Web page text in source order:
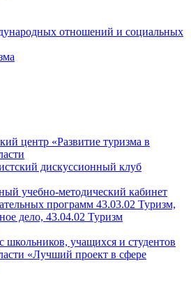
отношений и социальных
центр «Развитие туризма в
дискуссионный клуб
учебно-методический кабинет
программ 43.03.02 Туризм,
дело, 43.04.02 Туризм
учащихся и студентов
«Лучший проект в сфере